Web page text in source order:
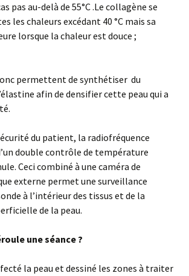
pas au-delà de 55°C .Le collagène se
les chaleurs excédant 40 °C mais sa
lorsque la chaleur est douce ;
permettent de synthétiser du
afin de densifier cette peau qui a
du patient, la radiofréquence
double contrôle de température
Ceci combiné à une caméra de
externe permet une surveillance
à l’intérieur des tissus et de la
de la peau.
une séance ?
la peau et dessiné les zones à traiter